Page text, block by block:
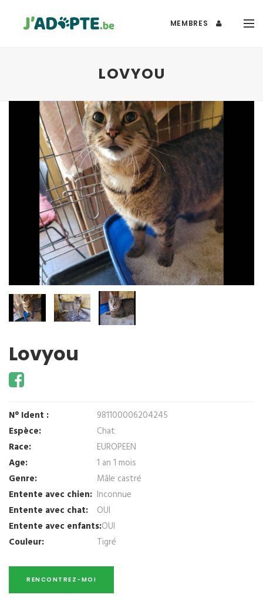
MEMBRES
LOVYOU
Lovyou
N° Ident :
981100006204245
Espèce:
Chat
Race:
EUROPEEN
Age:
1 an 1 mois
Genre:
Mâle castré
Entente avec chien: Inconnue
Entente avec chat:
OUI
Entente avec enfants:OUI
Couleur:
Tigré